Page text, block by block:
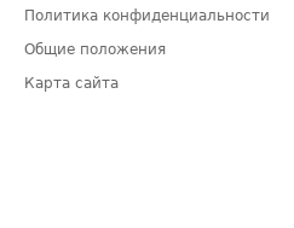
Политика конфиденциальности
Общие положения
Карта сайта